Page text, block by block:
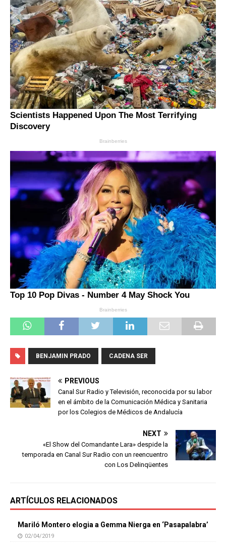
BENJAMIN PRADO CADENA SER
PREVIOUS
Canal Sur Radio y Televisión, reconocida por su labor
en el ámbito de la Comunicación Médica y Sanitaria
por los Colegios de Médicos de Andalucía
NEXT
«El Show del Comandante Lara» despide la
temporada en Canal Sur Radio con un reencuentro
con Los Delinqüentes
ARTÍCULOS RELACIONADOS
Mariló Montero elogia a Gemma Nierga en ‘Pasapalabra’
02/04/2019